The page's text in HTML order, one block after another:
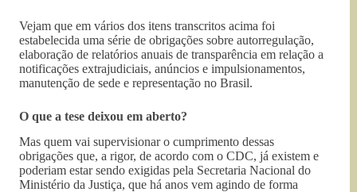
Vejam que em vários dos itens transcritos acima foi
estabelecida uma série de obrigações sobre autorregulação,
elaboração de relatórios anuais de transparência em relação a
notificações extrajudiciais, anúncios e impulsionamentos,
manutenção de sede e representação no Brasil.
O que a tese deixou em aberto?
Mas quem vai supervisionar o cumprimento dessas
obrigações que, a rigor, de acordo com o CDC, já existem e
poderiam estar sendo exigidas pela Secretaria Nacional do
Ministério da Justiça, que há anos vem agindo de forma